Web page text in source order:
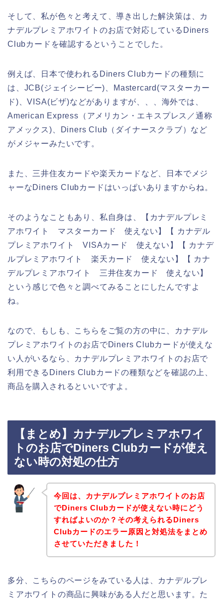
そして、私が色々と考えて、導き出した解決策は、カ
ナデルプレミアホワイトのお店で対応しているDiners
Clubカードを確認するということでした。
例えば、日本で使われるDiners Clubカードの種類に
は、JCB(ジェイシービー)、Mastercard(マスターカー
ド)、VISA(ビザ)などがありますが、、、海外では、
American Express（アメリカン・エキスプレス／通称
アメックス)、Diners Club（ダイナースクラブ）など
がメジャーみたいです。
また、三井住友カードや楽天カードなど、日本でメジ
ャーなDiners Clubカードはいっぱいありますからね。
そのようなこともあり、私自身は、【カナデルプレミ
アホワイト マスターカード 使えない】【 カナデル
プレミアホワイト VISAカード 使えない】【 カナデ
ルプレミアホワイト 楽天カード 使えない】【 カナ
デルプレミアホワイト 三井住友カード 使えない】
という感じで色々と調べてみることにしたんですよ
ね。
なので、もしも、こちらをご覧の方の中に、カナデル
プレミアホワイトのお店でDiners Clubカードが使えな
い人がいるなら、カナデルプレミアホワイトのお店で
利用できるDiners Clubカードの種類などを確認の上、
商品を購入されるといいですよ。
【まとめ】カナデルプレミアホワイ
トのお店でDiners Clubカードが使え
ない時の対処の仕方
今回は、カナデルプレミアホワイトのお店
でDiners Clubカードが使えない時にどう
すればよいのか？その考えられるDiners
Clubカードのエラー原因と対処法をまとめ
させていただきました！
多分、こちらのページをみている人は、カナデルプレ
ミアホワイトの商品に興味がある人だと思います。た